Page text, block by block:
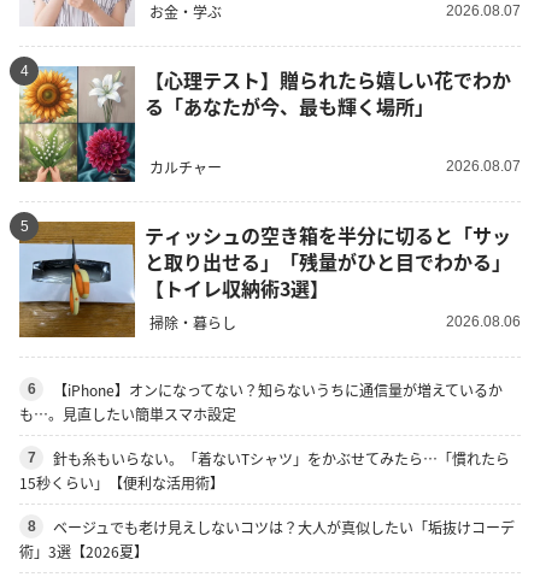
お金・学ぶ 2026.08.07
4
【心理テスト】贈られたら嬉しい花でわか
る「あなたが今、最も輝く場所」
カルチャー 2026.08.07
5
ティッシュの空き箱を半分に切ると「サッ
と取り出せる」「残量がひと目でわかる」
【トイレ収納術3選】
掃除・暮らし 2026.08.06
6
【iPhone】オンになってない？知らないうちに通信量が増えているか
も…。見直したい簡単スマホ設定
7
針も糸もいらない。「着ないTシャツ」をかぶせてみたら…「慣れたら
15秒くらい」【便利な活用術】
8
ベージュでも老け見えしないコツは？大人が真似したい「垢抜けコーデ
術」3選【2026夏】